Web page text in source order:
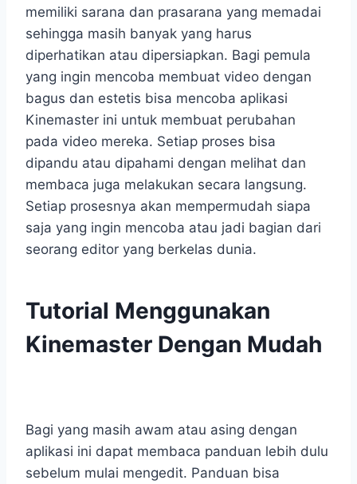
memiliki sarana dan prasarana yang memadai
sehingga masih banyak yang harus
diperhatikan atau dipersiapkan. Bagi pemula
yang ingin mencoba membuat video dengan
bagus dan estetis bisa mencoba aplikasi
Kinemaster ini untuk membuat perubahan
pada video mereka. Setiap proses bisa
dipandu atau dipahami dengan melihat dan
membaca juga melakukan secara langsung.
Setiap prosesnya akan mempermudah siapa
saja yang ingin mencoba atau jadi bagian dari
seorang editor yang berkelas dunia.
Tutorial Menggunakan
Kinemaster Dengan Mudah
Bagi yang masih awam atau asing dengan
aplikasi ini dapat membaca panduan lebih dulu
sebelum mulai mengedit. Panduan bisa